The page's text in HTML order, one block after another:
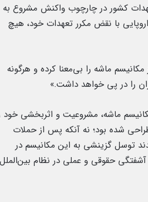
کشور در چارچوب واکنش مشروع به
با نقض مکرر تعهدات خود، هیچ
ماشه را بی‌معنا کرده و هرگونه
را در پی خواهد داشت.»
ماشه، مشروعیت و اثربخشی خود
شده بود؛ نه آنکه پس از حملات
توسل گزینشی به این مکانیسم در
حقوقی و عملی در نظام بین‌الملل